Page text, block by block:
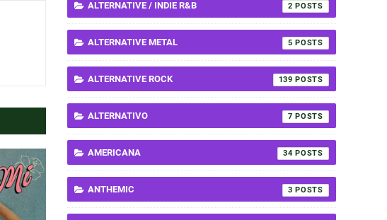
ALTERNATIVE / INDIE R&B 2
ALTERNATIVE METAL 5
ALTERNATIVE ROCK 139
ALTERNATIVO 7
AMERICANA 34
ANTHEMIC 3